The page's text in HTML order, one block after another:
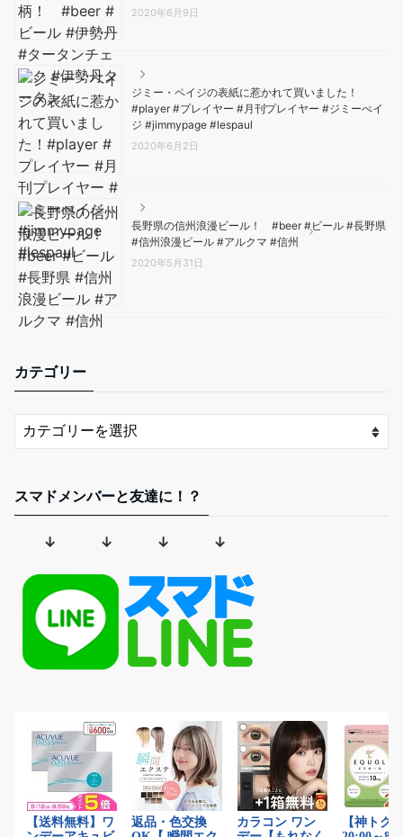
2020年6月9日
ジミー・ペイジの表紙に惹かれて買いました！
#player #プレイヤー #月刊プレイヤー #ジミーぺイ
ジ #jimmypage #lespaul
2020年6月2日
長野県の信州浪漫ビール！ #beer #ビール #長野県
#信州浪漫ビール #アルクマ #信州
2020年5月31日
カテゴリー
スマドメンバーと友達に！？
↓ ↓ ↓ ↓